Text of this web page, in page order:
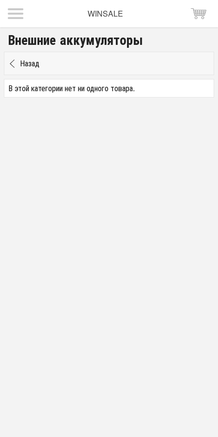
WINSALE
Внешние аккумуляторы
Назад
В этой категории нет ни одного товара.